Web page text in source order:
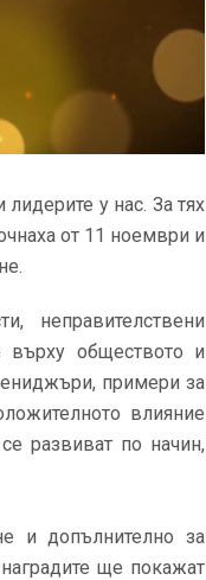
у нас. За тях
от 11 ноември и
неправителствени
върху обществото и
примери за
влияние
развиват по начин,
и допълнително за
ще покажат